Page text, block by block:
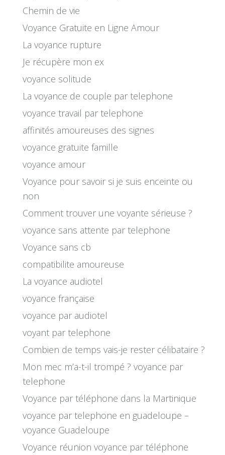
Chemin de vie
Voyance Gratuite en Ligne Amour
La voyance rupture
Je récupère mon ex
voyance solitude
La voyance de couple par telephone
voyance travail par telephone
affinités amoureuses des signes
voyance gratuite famille
voyance amour
Voyance pour savoir si je suis enceinte ou
non
Comment trouver une voyante sérieuse ?
voyance sans attente par telephone
Voyance sans cb
compatibilite amoureuse
La voyance audiotel
voyance française
voyance par audiotel
voyant par telephone
Combien de temps vais-je rester célibataire ?
Mon mec m’a-t-il trompé ? voyance par
telephone
Voyance par téléphone dans la Martinique
voyance par telephone en guadeloupe –
voyance Guadeloupe
Voyance réunion voyance par téléphone